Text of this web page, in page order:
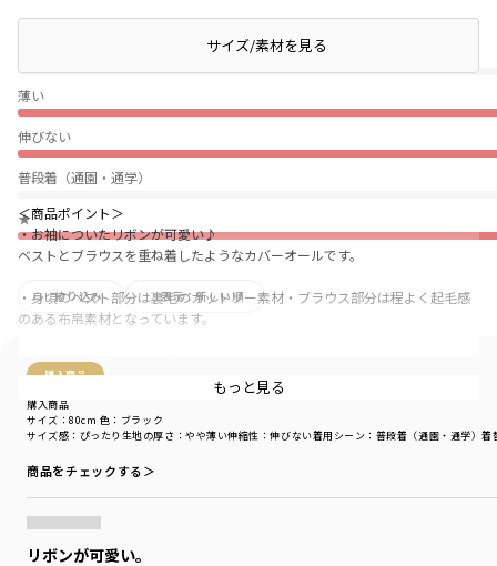
薄い
伸びない
普段着（通園・通学）
★
絞り込み 表示：新しい順
購入商品
購入商品
サイズ感 ：ぴったり 生地の厚さ ：やや薄い伸縮性 ：伸びない着用シーン ：普段着（通園・通学）着
サイズ：80cm 色：ブラック
商品をチェックする＞
リボンが可愛い。
サイズ/素材を見る
＜商品ポイント＞
・お袖についたリボンが可愛い♪
ベストとブラウスを重ね着したようなカバーオールです。
・身頃のベスト部分は裏毛のカットソー素材・ブラウス部分は程よく起毛感
のある布帛素材となっています。
・袖のリボンだけでなく肩のフリルが女の子らしさを演出！
・お色はピンクとブラックの２色です。
・12-4404-091リボン付き重ね着風トップス（キッズ女の子）とおそろいコ
ーデが可能です。
透け感：【ブラウス部分】
透け感：ややあり
もっと見る